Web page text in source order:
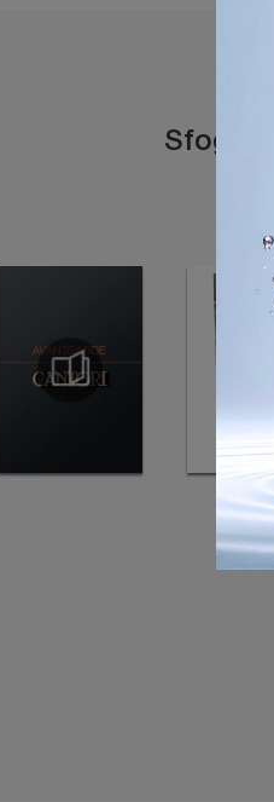
Sfoglia